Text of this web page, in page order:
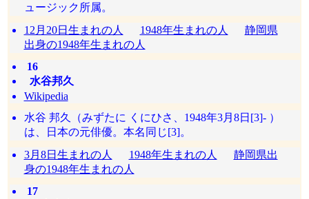
ュージック所属。
12月20日生まれの人
1948年生まれの人
静岡県
出身の1948年生まれの人
16
水谷邦久
Wikipedia
水谷 邦久（みずたに くにひさ、1948年3月8日[3]- ）
は、日本の元俳優。本名同じ[3]。
3月8日生まれの人
1948年生まれの人
静岡県出
身の1948年生まれの人
17